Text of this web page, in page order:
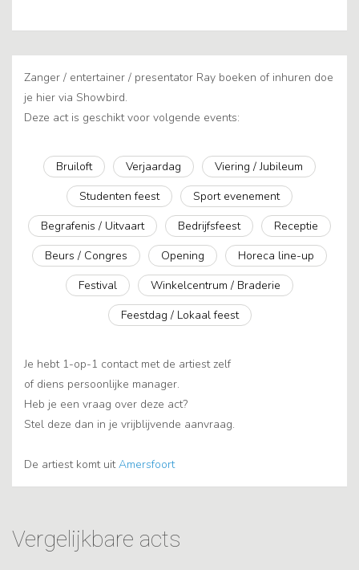
Zanger / entertainer / presentator Ray boeken of inhuren doe
je hier via Showbird.
Deze act is geschikt voor volgende events:
Bruiloft Verjaardag
Viering / Jubileum
Studenten feest
Sport evenement
Begrafenis / Uitvaart
Bedrijfsfeest
Receptie
Beurs / Congres
Opening
Horeca line-up
Festival
Winkelcentrum / Braderie
Feestdag / Lokaal feest
Je hebt 1-op-1 contact met de artiest zelf
of diens persoonlijke manager.
Heb je een vraag over deze act?
Stel deze dan in je vrijblijvende aanvraag.
De artiest komt uitAmersfoort
Vergelijkbare acts